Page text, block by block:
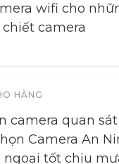
wifi cho
chiết camera
HÀNG
camera quan
Camera An
ngoại tốt chịu